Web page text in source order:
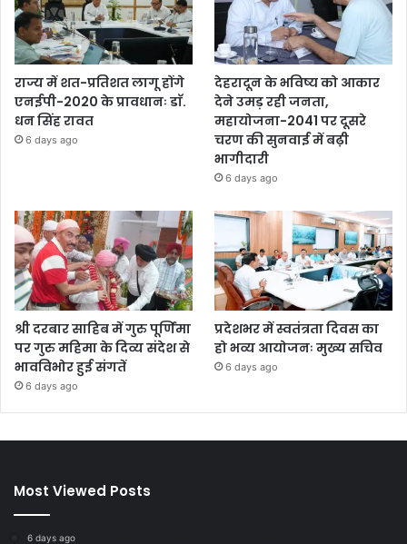
राज्य में शत-प्रतिशत लागू होंगे
एनईपी-2020 के प्रावधानः डाॅ.
धन सिंह रावत
6 days ago
देहरादून के भविष्य को आकार
देने उमड़ रही जनता,
महायोजना-2041 पर दूसरे
चरण की सुनवाई में बढ़ी
भागीदारी
6 days ago
श्री दरबार साहिब में गुरु पूर्णिमा
पर गुरु महिमा के दिव्य संदेश से
भावविभोर हुई संगतें
6 days ago
प्रदेशभर में स्वतंत्रता दिवस का
हो भव्य आयोजनः मुख्य सचिव
6 days ago
Most Viewed Posts
6 days ago